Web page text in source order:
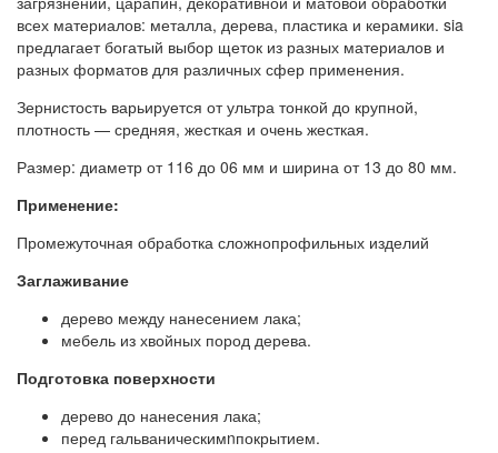
всех материалов: металла, дерева, пластика и керамики. sia
предлагает богатый выбор щеток из разных материалов и
разных форматов для различных сфер применения.
Зернистость варьируется от ультра тонкой до крупной,
плотность — средняя, жесткая и очень жесткая.
Размер: диаметр от 116 до 06 мм и ширина от 13 до 80 мм.
Применение:
Промежуточная обработка сложнопрофильных изделий
Заглаживание
дерево между нанесением лака;
мебель из хвойных пород дерева.
Подготовка поверхности
дерево до нанесения лака;
перед гальваническимnпокрытием.